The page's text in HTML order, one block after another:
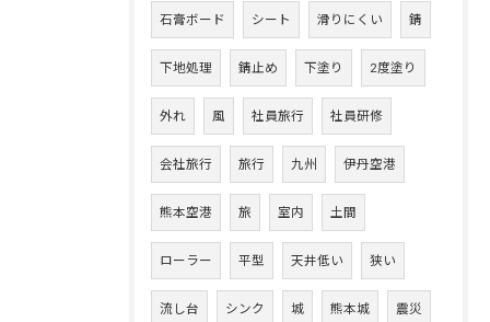
石膏ボード シート 滑りにくい 錆
下地処理 錆止め 下塗り 2度塗り
外れ 風 社員旅行 社員研修
会社旅行 旅行 九州 伊丹空港
熊本空港 旅 室内 土間
ローラー 平型 天井低い 狭い
流し台 シンク 城 熊本城 震災